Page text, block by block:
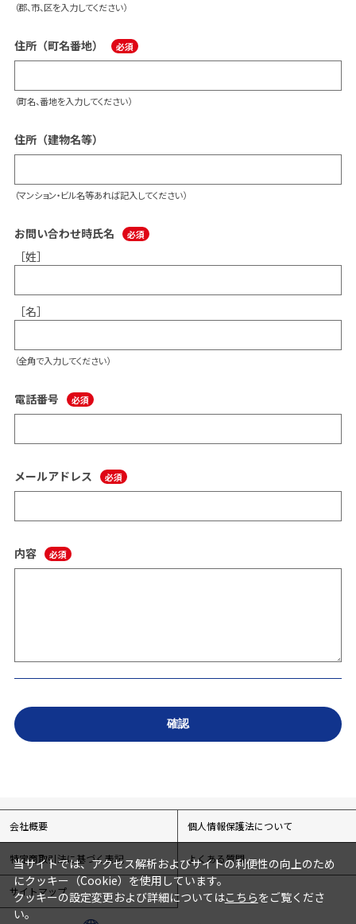
（郡、市、区を入力してください）
住所（町名番地）
（町名、番地を入力してください）
住所（建物名等）
（マンション・ビル名等あれば記入してください）
お問い合わせ時氏名
［姓］
［名］
（全角で入力してください）
電話番号
メールアドレス
内容
会社概要 個人情報保護法について
特定商取引法に基づく表記 よくある質問
サイトマップ
当サイトでは、アクセス解析およびサイトの利便性の向上のため
にクッキー（Cookie）を使用しています。
クッキーの設定変更および詳細についてはこちらをご覧くださ
い。